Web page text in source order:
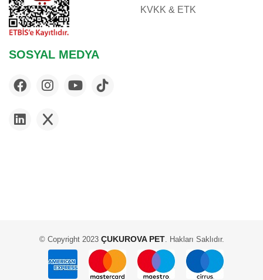
KVKK & ETK
SOSYAL MEDYA
© Copyright 2023ÇUKUROVA PET. Hakları Saklıdır.